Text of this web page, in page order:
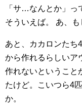
「サ…なんとか」っ
そういえば。
あ、も
あと、カカロンたち
から作れるらしいア
作れないということ
たけど。こいつら4
か。